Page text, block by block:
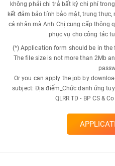
không phải chi trả bất kỳ chi phí
kết đảm bảo tính bảo mật, trung
cá nhân mà Anh Chị cung cấp thông
phục vụ cho công tác
(*) Application form should be in the
The file size is not more than 2Mb
Or you can apply the job by
subject: Địa điểm_Chức danh ứng
QLRR TD - BP CS &